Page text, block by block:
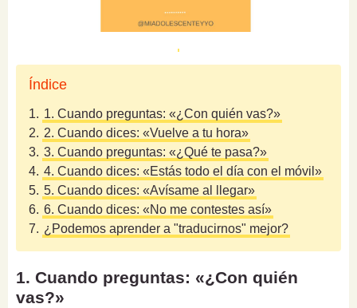
Índice
1. 1. Cuando preguntas: «¿Con quién vas?»
2. 2. Cuando dices: «Vuelve a tu hora»
3. 3. Cuando preguntas: «¿Qué te pasa?»
4. 4. Cuando dices: «Estás todo el día con el móvil»
5. 5. Cuando dices: «Avísame al llegar»
6. 6. Cuando dices: «No me contestes así»
7. ¿Podemos aprender a "traducirnos" mejor?
1. Cuando preguntas: «¿Con quién
vas?»